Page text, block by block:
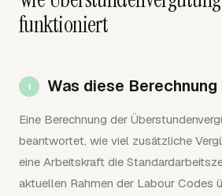
funktioniert
Was diese
Eine Berechnung der
beantwortet, wie viel zusätzliche
eine Arbeitskraft die
aktuellen Rahmen der Labour Codes